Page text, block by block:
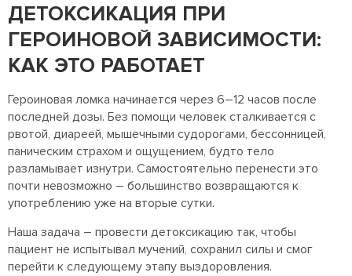
ДЕТОКСИКАЦИЯ ПРИ
ГЕРОИНОВОЙ ЗАВИСИМОСТИ:
КАК ЭТО РАБОТАЕТ
Героиновая ломка начинается через 6–12 часов после
последней дозы. Без помощи человек сталкивается с
рвотой, диареей, мышечными судорогами, бессонницей,
паническим страхом и ощущением, будто тело
разламывает изнутри. Самостоятельно перенести это
почти невозможно – большинство возвращаются к
употреблению уже на вторые сутки.
Наша задача – провести детоксикацию так, чтобы
пациент не испытывал мучений, сохранил силы и смог
перейти к следующему этапу выздоровления.